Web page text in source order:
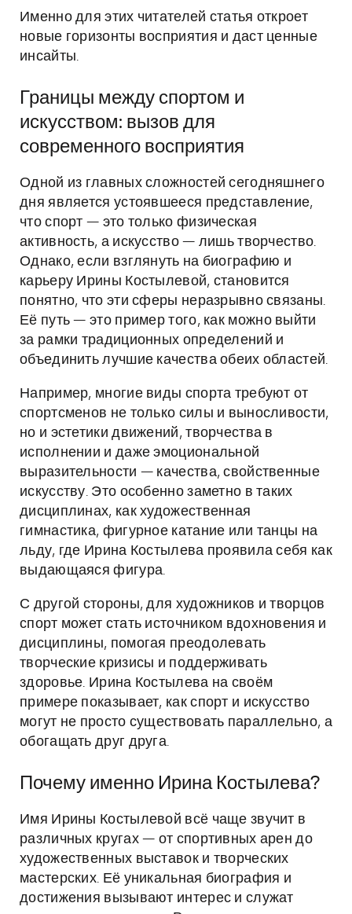
Именно для этих читателей статья откроет
новые горизонты восприятия и даст ценные
инсайты.
Границы между спортом и
искусством: вызов для
современного восприятия
Одной из главных сложностей сегодняшнего
дня является устоявшееся представление,
что спорт — это только физическая
активность, а искусство — лишь творчество.
Однако, если взглянуть на биографию и
карьеру Ирины Костылевой, становится
понятно, что эти сферы неразрывно связаны.
Её путь — это пример того, как можно выйти
за рамки традиционных определений и
объединить лучшие качества обеих областей.
Например, многие виды спорта требуют от
спортсменов не только силы и выносливости,
но и эстетики движений, творчества в
исполнении и даже эмоциональной
выразительности — качества, свойственные
искусству. Это особенно заметно в таких
дисциплинах, как художественная
гимнастика, фигурное катание или танцы на
льду, где Ирина Костылева проявила себя как
выдающаяся фигура.
С другой стороны, для художников и творцов
спорт может стать источником вдохновения и
дисциплины, помогая преодолевать
творческие кризисы и поддерживать
здоровье. Ирина Костылева на своём
примере показывает, как спорт и искусство
могут не просто существовать параллельно, а
обогащать друг друга.
Почему именно Ирина Костылева?
Имя Ирины Костылевой всё чаще звучит в
различных кругах — от спортивных арен до
художественных выставок и творческих
мастерских. Её уникальная биография и
достижения вызывают интерес и служат